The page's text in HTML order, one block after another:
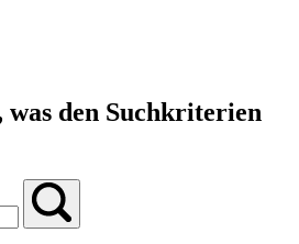
was den Suchkriterien